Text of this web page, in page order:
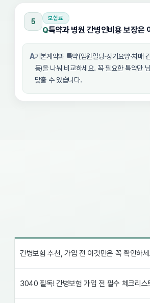
5 보험료
Q특약과 병원 간병인비용 보장은
A기본계약과 특약(입원일당·장기요양·치매
등)을 나눠 비교하세요. 꼭 필요한 특약만
맞출 수 있습니다.
간병보험 추천, 가입 전 이것만은 꼭 확인하
3040 필독! 간병보험 가입 전 필수 체크리스